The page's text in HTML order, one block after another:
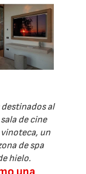
al
de cine
un
de spa
hielo.